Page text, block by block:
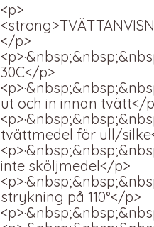
<p>
</p>
30C</p>
ut och in innan tvätt</
tvättmedel för ull/
inte sköljmedel</p>
strykning på 110°</p>